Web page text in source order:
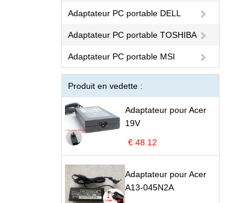
Adaptateur PC portable DELL
Adaptateur PC portable TOSHIBA
Adaptateur PC portable MSI
Produit en vedette :
Adaptateur pour Acer
19V
€ 48.12
Adaptateur pour Acer
A13-045N2A